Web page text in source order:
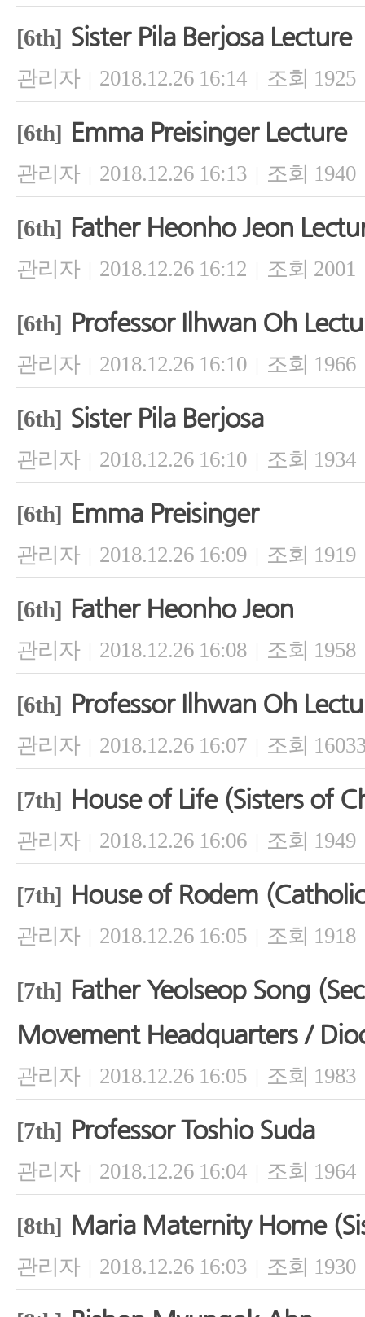
[6th] Sister Pila Berjosa Lecture
관리자 | 2018.12.26 16:14 | 조회 1925
[6th] Emma Preisinger Lecture
관리자 | 2018.12.26 16:13 | 조회 1940
[6th] Father Heonho Jeon
관리자 | 2018.12.26 16:12 | 조회 2001
[6th] Professor Ilhwan Oh
관리자 | 2018.12.26 16:10 | 조회 1966
[6th] Sister Pila Berjosa
관리자 | 2018.12.26 16:10 | 조회 1934
[6th] Emma Preisinger
관리자 | 2018.12.26 16:09 | 조회 1919
[6th] Father Heonho Jeon
관리자 | 2018.12.26 16:08 | 조회 1958
[6th] Professor Ilhwan Oh
관리자 | 2018.12.26 16:07 | 조회
[7th] House of Life (Sisters of
관리자 | 2018.12.26 16:06 | 조회 1949
[7th] House of Rodem
관리자 | 2018.12.26 16:05 | 조회 1918
[7th] Father Yeolseop Song
Movement Headquarters /
관리자 | 2018.12.26 16:05 | 조회 1983
[7th] Professor Toshio Suda
관리자 | 2018.12.26 16:04 | 조회 1964
[8th] Maria Maternity Home
관리자 | 2018.12.26 16:03 | 조회 1930